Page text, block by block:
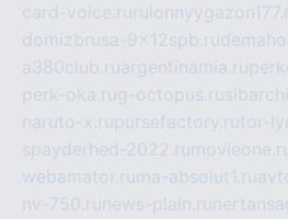
card-voice.ru
domizbrusa-9x12spb.ru
a380club.ruargentinamia.ru
perk-oka.rug-octopus.ru
naruto-x.rupursefactory.rutor-
spayderhed-2022.ru
webamator.ru ma-absolut1.ru
nv-750.ru news-plain.ru